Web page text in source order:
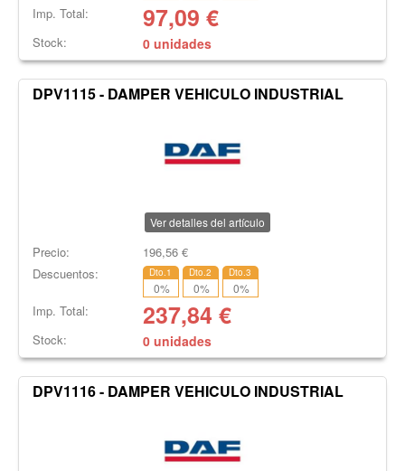
Imp. Total: 97,09 €
Stock: 0 unidades
DPV1115 - DAMPER VEHICULO INDUSTRIAL
Ver detalles del artículo
Precio: 196,56€
Descuentos:
Dto.1
0%
Dto.2
0%
Dto.3
0%
Imp. Total: 237,84 €
Stock: 0 unidades
DPV1116 - DAMPER VEHICULO INDUSTRIAL